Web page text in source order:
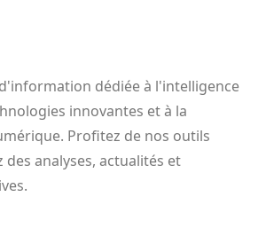
dédiée à l'intelligence
innovantes et à la
Profitez de nos outils
analyses, actualités et